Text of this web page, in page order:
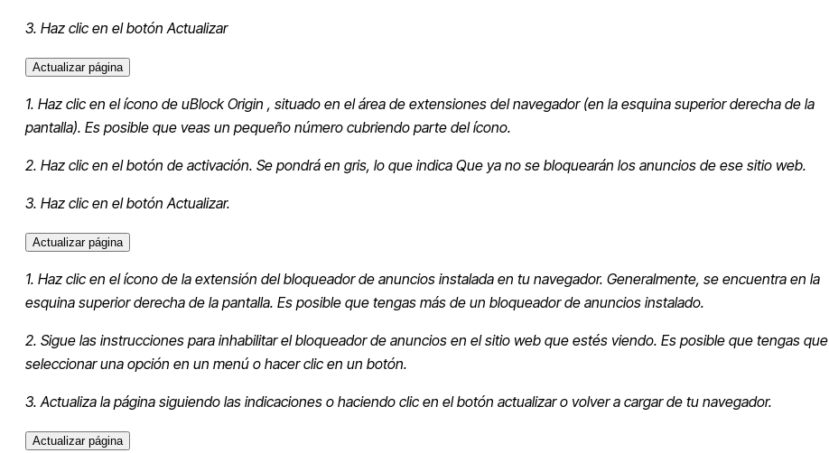
3. Haz clic en el botón Actualizar
Actualizar página
1. Haz clic en el ícono de uBlock Origin , situado en el área de extensiones del navegador (en la esquina superior derecha de la
pantalla). Es posible que veas un pequeño número cubriendo parte del ícono.
2. Haz clic en el botón de activación. Se pondrá en gris, lo que indica Que ya no se bloquearán los anuncios de ese sitio web.
3. Haz clic en el botón Actualizar.
Actualizar página
1. Haz clic en el ícono de la extensión del bloqueador de anuncios instalada en tu navegador. Generalmente, se encuentra en la
esquina superior derecha de la pantalla. Es posible que tengas más de un bloqueador de anuncios instalado.
2. Sigue las instrucciones para inhabilitar el bloqueador de anuncios en el sitio web que estés viendo. Es posible que tengas que
seleccionar una opción en un menú o hacer clic en un botón.
3. Actualiza la página siguiendo las indicaciones o haciendo clic en el botón actualizar o volver a cargar de tu navegador.
Actualizar página